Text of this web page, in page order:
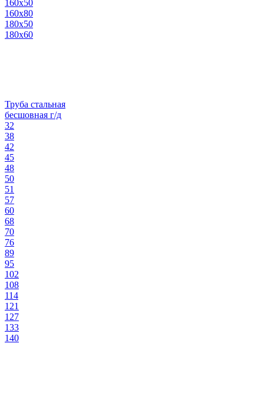
160х50
160х80
180х50
180х60
Труба стальная
бесшовная г/д
32
38
42
45
48
50
51
57
60
68
70
76
89
95
102
108
114
121
127
133
140